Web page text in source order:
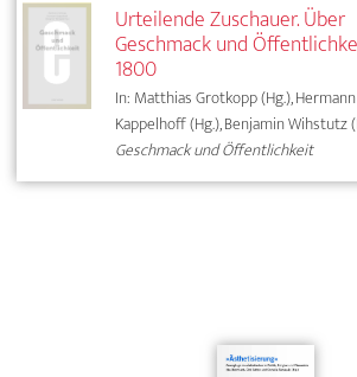
Urteilende Zuschauer. Über
Geschmack und
1800
In: Matthias Grotkopp (Hg.), Hermann
Kappelhoff (Hg.), Benjamin Wihstutz
Geschmack und Öffentlichkeit